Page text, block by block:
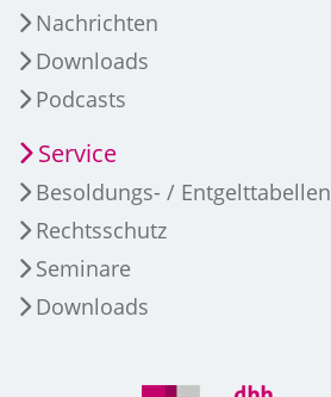
Nachrichten
Downloads
Podcasts
Service
Besoldungs- / Entgelttabellen
Rechtsschutz
Seminare
Downloads